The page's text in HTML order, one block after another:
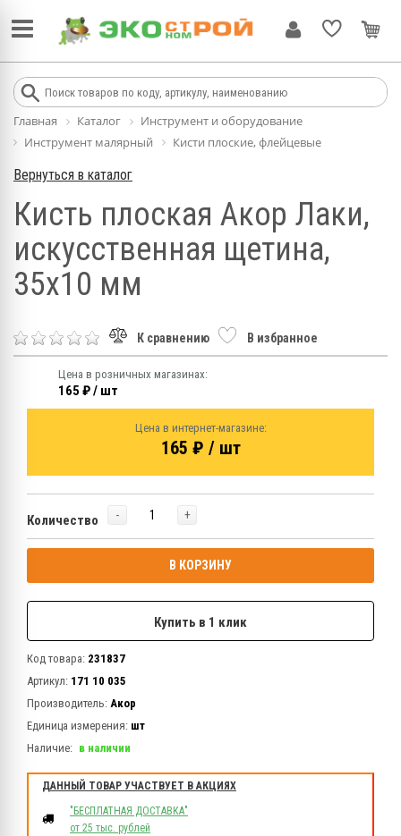
Главная Каталог
Инструмент и оборудование
Инструмент малярный
Кисти плоские, флейцевые
Вернуться в каталог
Кисть плоская Акор Лаки,
искусственная щетина,
35х10 мм
К сравнению В избранное
Цена в розничных магазинах:
165 ₽ / шт
Цена в интернет-магазине:
165 ₽ / шт
Количество - +
В КОРЗИНУ
Купить в 1 клик
Код товара: 231837
Артикул: 171 10 035
Производитель: Акор
Единица измерения: шт
Наличие: в наличии
ДАННЫЙ ТОВАР УЧАСТВУЕТ В АКЦИЯХ
"БЕСПЛАТНАЯ ДОСТАВКА"
от 25 тыс. рублей